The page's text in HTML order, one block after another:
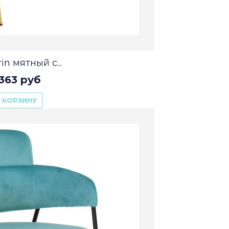
мятный с...
руб
КОРЗИНУ